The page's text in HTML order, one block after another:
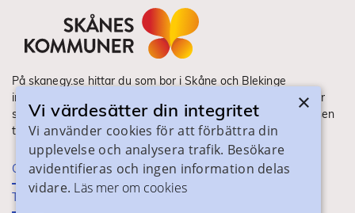
På skanegy.se hittar du som bor i Skåne och Blekinge
information om ditt gymnasieval. Här ser du vilka utbildningar
som finns och hur ansökan och antagning går till. Webbplatsen
tillhandahålls av Skånes Kommuner.
Om webbplatsen
Tillgänglighet
×
Vi värdesätter din integritet
Vi använder cookies för att förbättra din
upplevelse och analysera trafik. Besökare
avidentifieras och ingen information delas
vidare. Läs mer om cookies